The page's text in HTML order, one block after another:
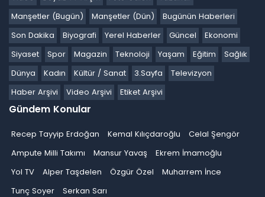
Manşetler (Bugün)
Manşetler (Dün)
Bugünün Haberleri
Son Dakika
Biyografi Yerel Haberler Güncel
Ekonomi
Siyaset
Spor Magazin Teknoloji Yaşam Eğitim
Sağlık
Dünya
Kadın Kültür / Sanat 3.Sayfa
Televizyon
Haber Arşivi
Video Arşivi Etiket Arşivi
Gündem Konular
Recep Tayyip Erdoğan Kemal Kılıçdaroğlu
Celal Şengör
Ampute Milli Takımı
Mansur Yavaş
Ekrem İmamoğlu
Yol TV
Alper Taşdelen Özgür Özel
Muharrem İnce
Tunç Soyer
Serkan Sarı